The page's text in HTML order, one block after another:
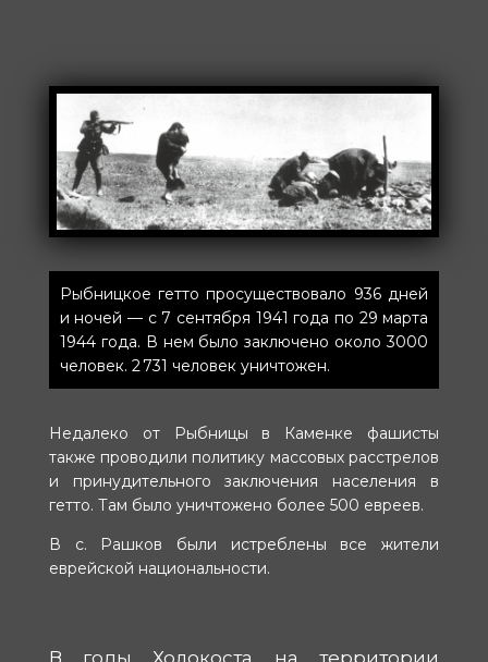
Рыбницкое гетто просуществовало 936 дней
и ночей — с 7 сентября 1941 года по 29 марта
1944 года. В нем было заключено около 3000
человек. 2 731 человек уничтожен.
Недалеко от Рыбницы в Каменке фашисты
также проводили политику массовых расстрелов
и принудительного заключения населения в
гетто. Там было уничтожено более 500 евреев.
В с. Рашков были истреблены все жители
еврейской национальности.
В годы Холокоста на территории